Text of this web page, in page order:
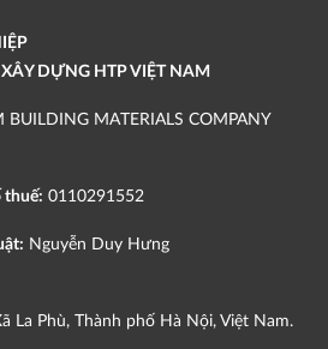
DỰNG HTP VIỆT NAM
BUILDING MATERIALS COMPANY
thuế: 0110291552
Nguyễn Duy Hưng
La Phù, Thành phố Hà Nội, Việt Nam.